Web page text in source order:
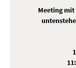
Meeting mit